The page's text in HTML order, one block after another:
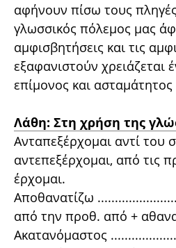
αφήνουν πίσω τους
γλωσσικός πόλεμος μας
αμφισβητήσεις και τις
εξαφανιστούν χρειάζεται
επίμονος και
Λάθη: Στη χρήση της
Ανταπεξέρχομαι αντί του
αντεπεξέρχομαι, από τις
έρχομαι.
Αποθανατίζω
από την προθ. από +
Ακατανόμαστος